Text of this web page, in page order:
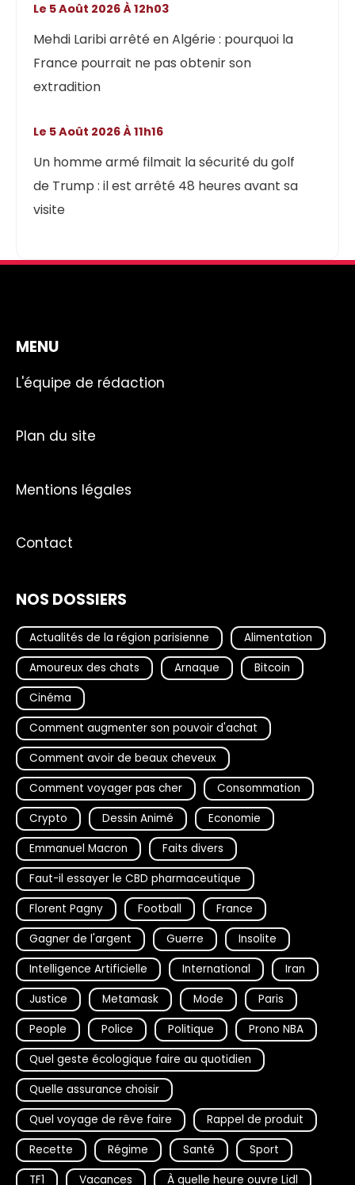
Mehdi Laribi arrêté en Algérie : pourquoi la
France pourrait ne pas obtenir son
extradition
Le 5 Août 2026 À 12h03
Un homme armé filmait la sécurité du golf
de Trump : il est arrêté 48 heures avant sa
visite
Le 5 Août 2026 À 11h16
MENU
L'équipe de rédaction
Plan du site
Mentions légales
Contact
NOS DOSSIERS
Actualités de la région parisienne
Alimentation
Amoureux des chats
Arnaque
Bitcoin
Cinéma
Comment augmenter son pouvoir d'achat
Comment avoir de beaux cheveux
Comment voyager pas cher
Consommation
Crypto
Dessin Animé
Economie
Emmanuel Macron
Faits divers
Faut-il essayer le CBD pharmaceutique
Florent Pagny
Football
France
Gagner de l'argent
Guerre
Insolite
Intelligence Artificielle
International
Iran
Justice
Metamask Mode
Paris
People
Police Politique
Prono NBA
Quel geste écologique faire au quotidien
Quelle assurance choisir
Quel voyage de rêve faire
Rappel de produit
Recette
Régime Santé
Sport
TF1
Vacances À quelle heure ouvre Lidl